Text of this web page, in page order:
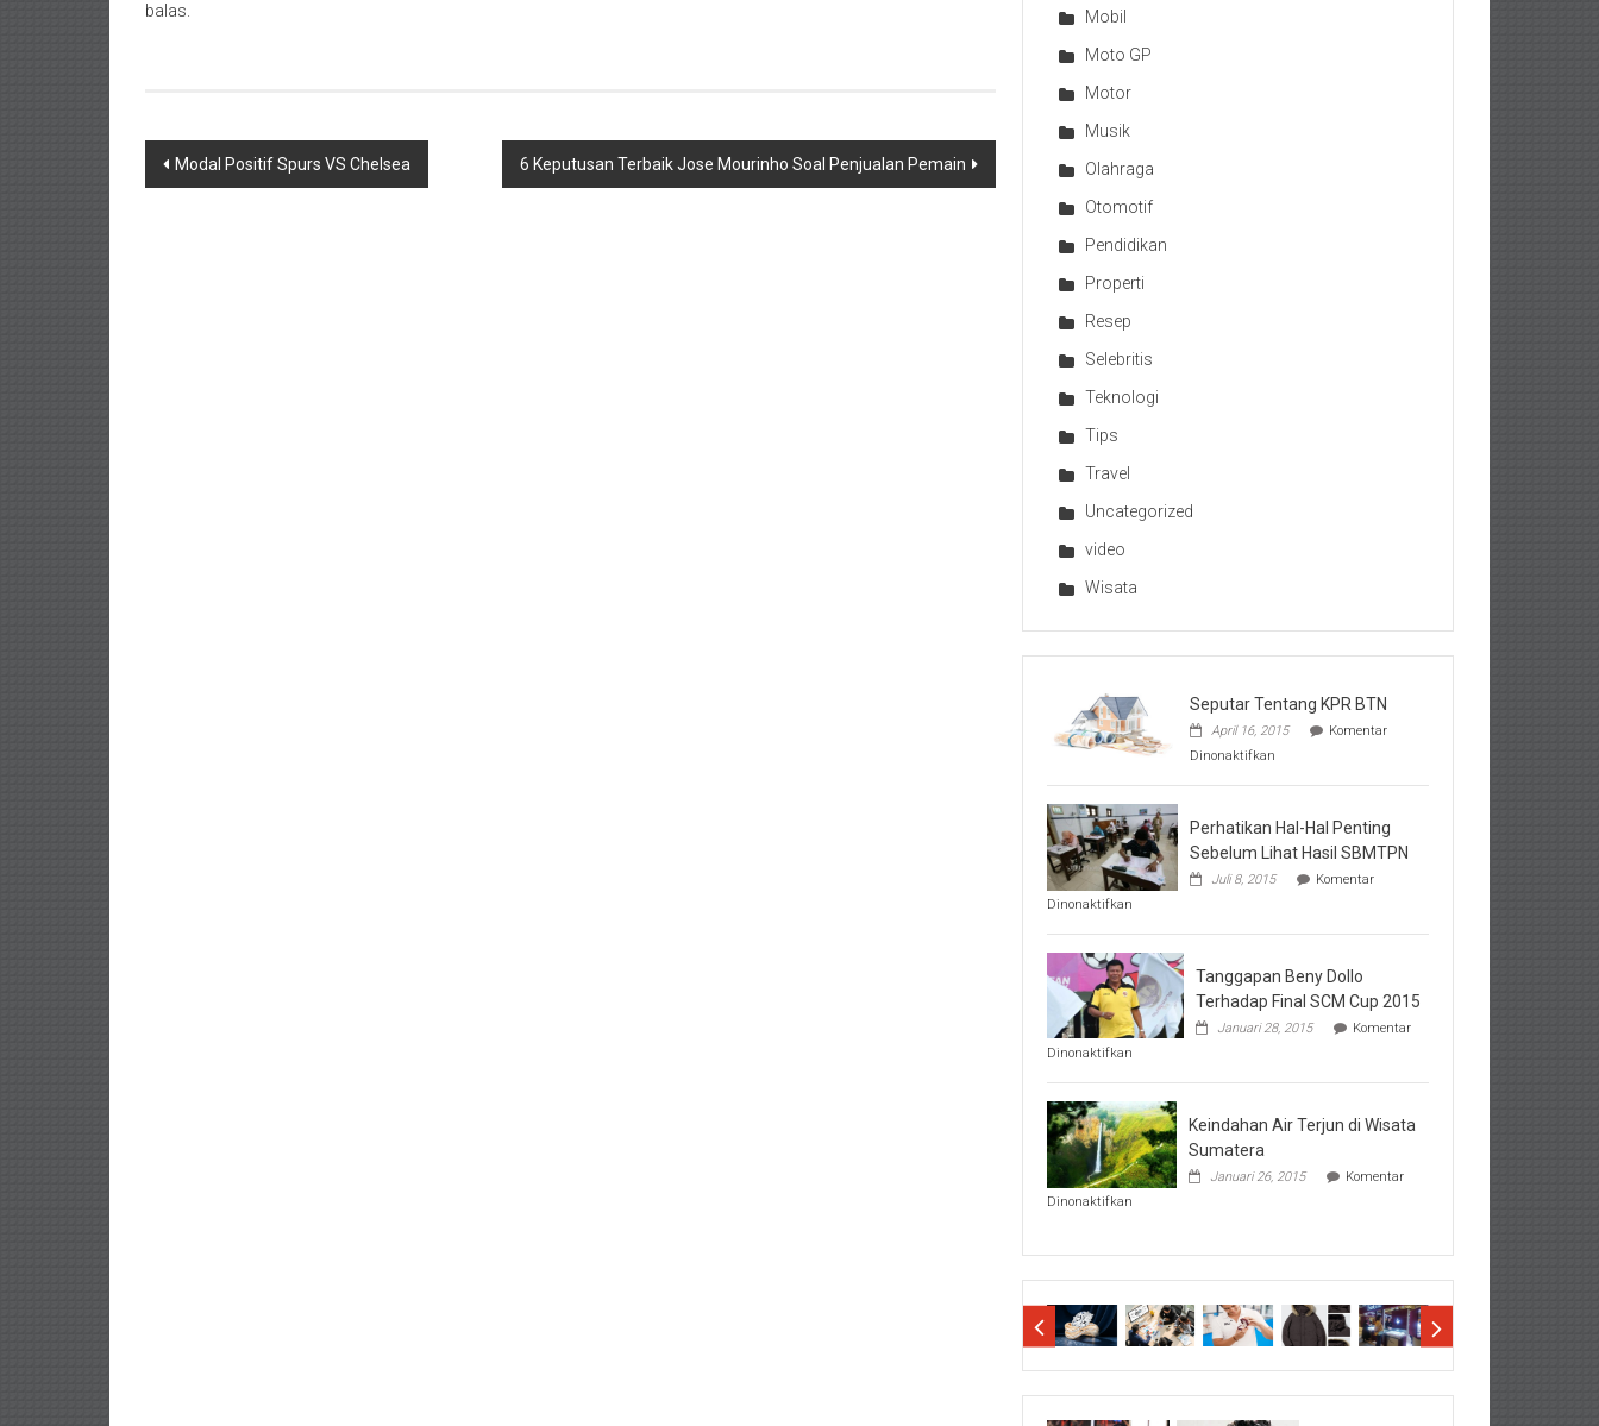
balas.
Navigasi
Modal Positif Spurs VS Chelsea 6 Keputusan Terbaik Jose Mourinho Soal Penjualan Pemain
Mobil
Moto GP
Motor
Musik
Olahraga
Otomotif
Pendidikan
Properti
Resep
Selebritis
Teknologi
Tips
Travel
Uncategorized
video
Wisata
Seputar Tentang KPR BTN
April 16, 2015
Komentar
Dinonaktifkan
Tentang
BTN
Perhatikan Hal-Hal Penting
Sebelum Lihat Hasil SBMTPN
Juli 8, 2015
Komentar
Dinonaktifkan
Hal-
Hal
Penting
Sebelum
Lihat
Hasil
Tanggapan Beny Dollo
Terhadap Final SCM Cup 2015
Januari 28, 2015
Komentar
Dinonaktifkan
Beny
Dollo
Terhadap
Final
SCM
Cup
Keindahan Air Terjun di Wisata
Sumatera
Januari 26, 2015
Komentar
Dinonaktifkan
Terjun
Sumatera